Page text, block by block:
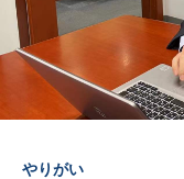
やりがい